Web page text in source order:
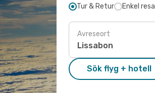
Tur & Retur Enkel resa
Avreseort
Sök flyg + hotell